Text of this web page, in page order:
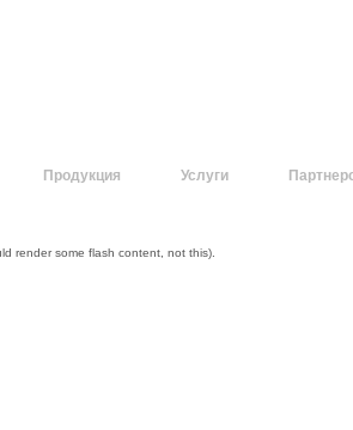
Продукция Услуги
render some flash content, not this).